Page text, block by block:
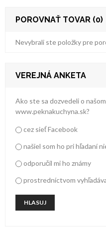
POROVNAŤ TOVAR (0)
Nevybrali ste položky pre
VEREJNÁ ANKETA
Ako ste sa dozvedeli o
www.peknakuchyna.sk?
cez sieť Facebook
našiel som ho pri hľadaní
odporučil mi ho známy
prostredníctvom
HLASUJ